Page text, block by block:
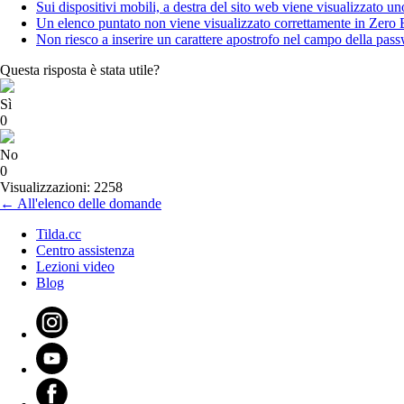
Sui dispositivi mobili, a destra del sito web viene visualizzato
Un elenco puntato non viene visualizzato correttamente in Zero
Non riesco a inserire un carattere apostrofo nel campo della
Questa risposta è stata utile?
Sì
0
No
0
Visualizzazioni: 2258
← All'elenco delle domande
Tilda.cc
Centro assistenza
Lezioni video
Blog